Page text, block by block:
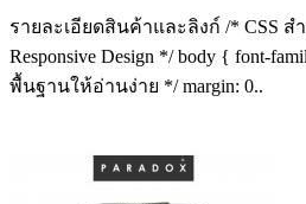
รายละเอียดสินค้าและลิงก์ /* CSS ส
Responsive Design */ body { font-
พื้นฐานให้อ่านง่าย */ margin: 0..